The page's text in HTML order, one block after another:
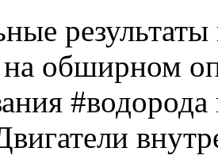
обширном
#водорода